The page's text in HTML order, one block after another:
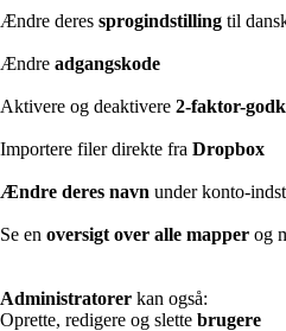
Ændre deres sprogindstilling til
Ændre adgangskode
Aktivere og deaktivere 2-faktor-
Importere filer direkte fra Dropbox
Ændre deres navn under konto-
Se en oversigt over alle mapper og
Administratorer kan også:
Oprette, redigere og slette brugere